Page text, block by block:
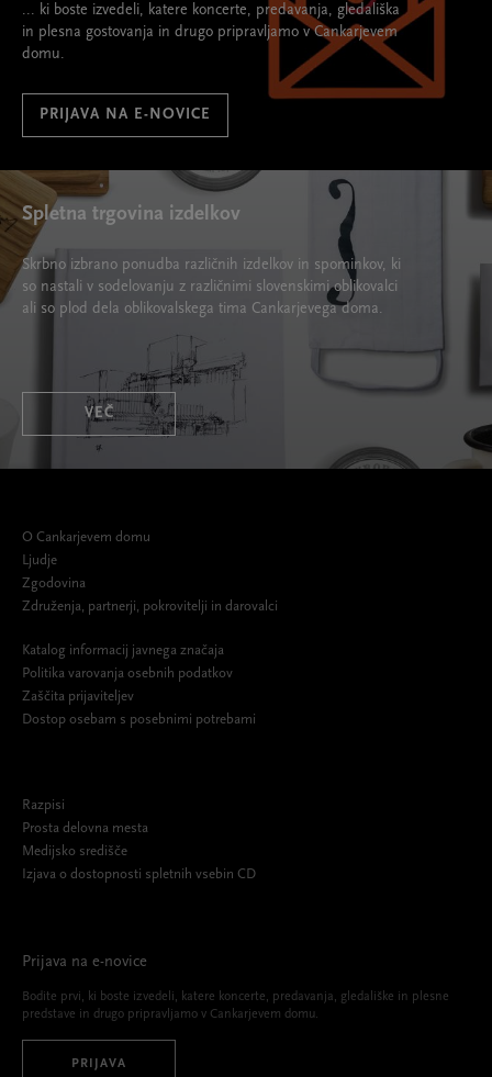
... ki boste izvedeli, katere koncerte, predavanja, gledališka
in plesna gostovanja in drugo pripravljamo v Cankarjevem
domu.
PRIJAVA NA E-NOVICE
Spletna trgovina izdelkov
Skrbno izbrano ponudba različnih izdelkov in spominkov, ki
so nastali v sodelovanju z različnimi slovenskimi oblikovalci
ali so plod dela oblikovalskega tima Cankarjevega doma.
VEČ
O Cankarjevem domu
Ljudje
Zgodovina
Združenja, partnerji, pokrovitelji in darovalci
Katalog informacij javnega značaja
Politika varovanja osebnih podatkov
Zaščita prijaviteljev
Dostop osebam s posebnimi potrebami
Razpisi
Prosta delovna mesta
Medijsko središče
Izjava o dostopnosti spletnih vsebin CD
Prijava na e-novice
Bodite prvi, ki boste izvedeli, katere koncerte, predavanja, gledališke in plesne
predstave in drugo pripravljamo v Cankarjevem domu.
PRIJAVA